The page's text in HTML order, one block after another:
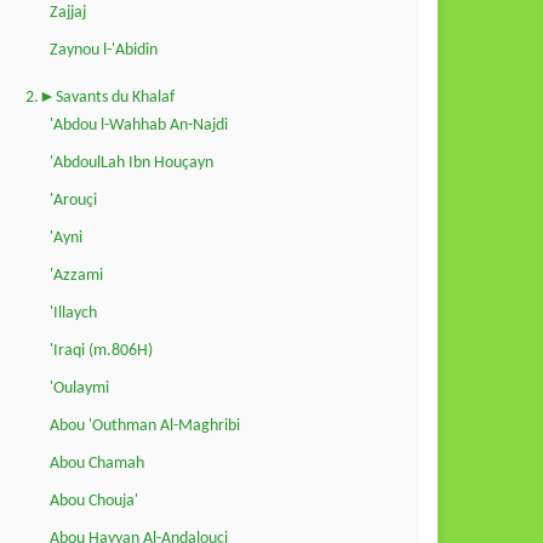
Zajjaj
Zaynou l-'Abidin
2.►Savants du Khalaf
'Abdou l-Wahhab An-Najdi
'AbdoulLah Ibn Houçayn
'Arouçi
'Ayni
'Azzami
'Illaych
'Iraqi (m.806H)
'Oulaymi
Abou 'Outhman Al-Maghribi
Abou Chamah
Abou Chouja'
Abou Hayyan Al-Andalouçi